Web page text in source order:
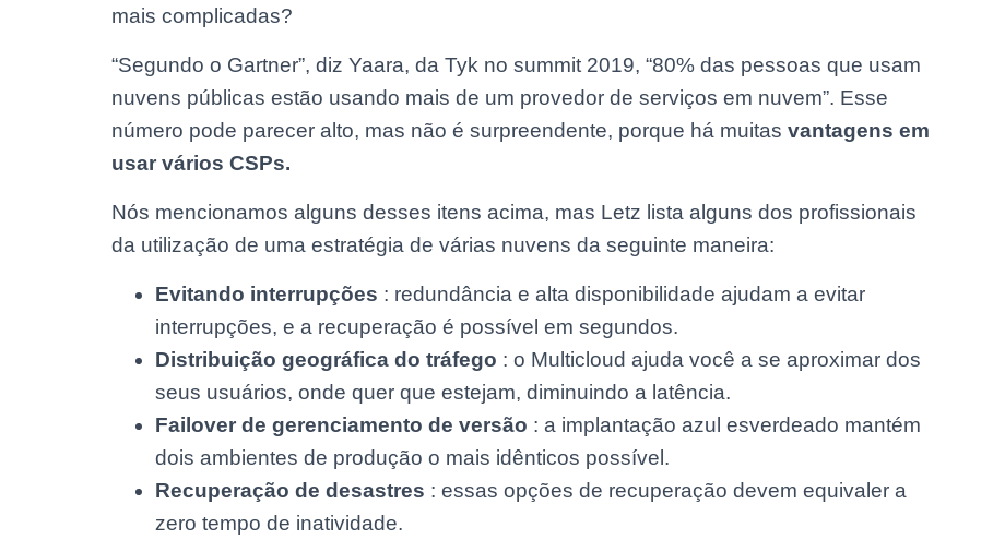
mais complicadas?
“Segundo o Gartner”, diz Yaara, da Tyk no summit 2019, “80% das pessoas que usam
nuvens públicas estão usando mais de um provedor de serviços em nuvem”. Esse
número pode parecer alto, mas não é surpreendente, porque há muitas vantagens em
usar vários CSPs.
Nós mencionamos alguns desses itens acima, mas Letz lista alguns dos profissionais
da utilização de uma estratégia de várias nuvens da seguinte maneira:
Evitando interrupções : redundância e alta disponibilidade ajudam a evitar
interrupções, e a recuperação é possível em segundos.
Distribuição geográfica do tráfego : o Multicloud ajuda você a se aproximar dos
seus usuários, onde quer que estejam, diminuindo a latência.
Failover de gerenciamento de versão : a implantação azul esverdeado mantém
dois ambientes de produção o mais idênticos possível.
Recuperação de desastres : essas opções de recuperação devem equivaler a
zero tempo de inatividade.